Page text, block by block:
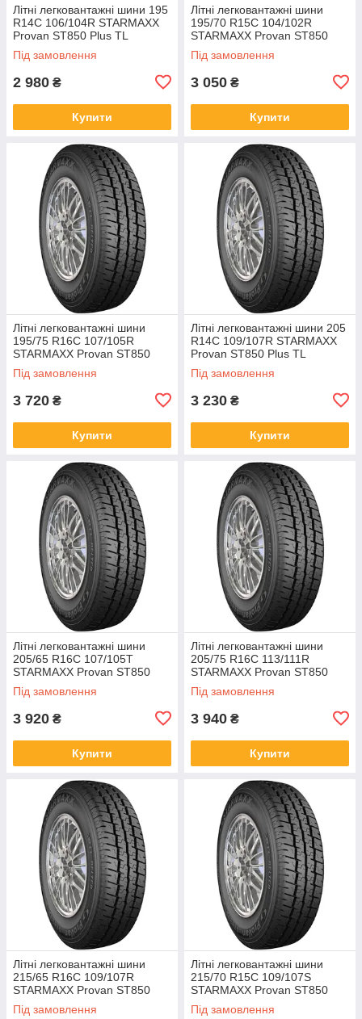
Літні легковантажні шини 195
R14C 106/104R STARMAXX
Provan ST850 Plus TL
Під замовлення
2 980 ₴
Купити
Літні легковантажні шини
195/70 R15C 104/102R
STARMAXX Provan ST850
Plus TL
Під замовлення
3 050 ₴
Купити
Літні легковантажні шини
195/75 R16C 107/105R
STARMAXX Provan ST850
Plus TL
Під замовлення
3 720 ₴
Купити
Літні легковантажні шини 205
R14C 109/107R STARMAXX
Provan ST850 Plus TL
Під замовлення
3 230 ₴
Купити
Літні легковантажні шини
205/65 R16C 107/105T
STARMAXX Provan ST850
Plus TL
Під замовлення
3 920 ₴
Купити
Літні легковантажні шини
205/75 R16C 113/111R
STARMAXX Provan ST850
Plus TL
Під замовлення
3 940 ₴
Купити
Літні легковантажні шини
215/65 R16C 109/107R
STARMAXX Provan ST850
Plus TL
Під замовлення
Літні легковантажні шини
215/70 R15C 109/107S
STARMAXX Provan ST850
Plus TL
Під замовлення